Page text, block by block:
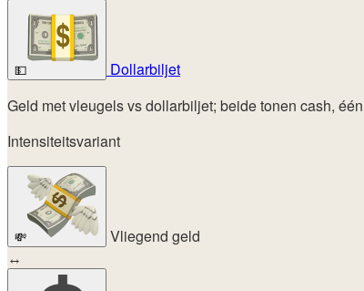
💵
Dollarbiljet
Geld met vleugels vs dollarbiljet; beide tonen cash,
Intensiteitsvariant
💸
Vliegend geld
↔